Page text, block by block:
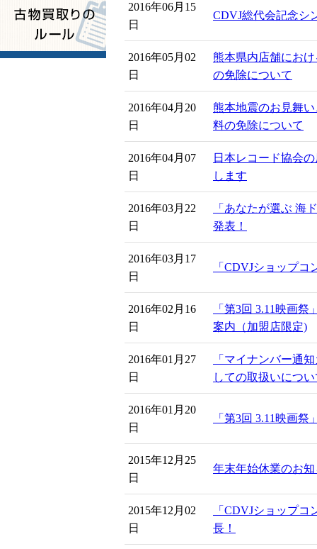
2016年06月15
日
CDVJ総代会記念シ
2016年05月02
日
熊本県内店舗にお
の免除について
2016年04月20
日
熊本地震のお見舞
料の免除について
2016年04月07
日
日本レコード協会
します
2016年03月22
日
「あなたが選ぶ 海
発表！
2016年03月17
日
「CDVJショップコ
2016年02月16
日
「第3回 3.11映画
案内（加盟店限定)
2016年01月27
日
「マイナンバー通
しての取扱いにつ
2016年01月20
日
「第3回 3.11映画
2015年12月25
日
年末年始休業のお
2015年12月02
日
「CDVJショップコ
長！